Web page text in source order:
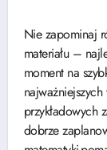
Nie zapominaj
materiału –
moment na
przykładowych
dobrze